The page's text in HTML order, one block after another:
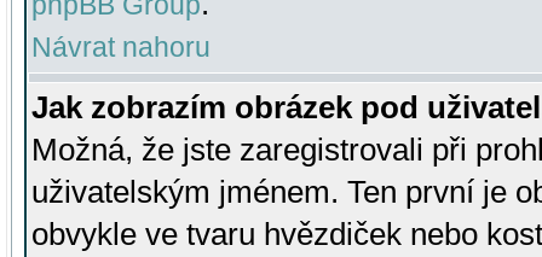
Návrat nahoru
Jak zobrazím obrázek pod
Možná, že jste zaregistrovali při
uživatelským jménem. Ten první je
obvykle ve tvaru hvězdiček nebo